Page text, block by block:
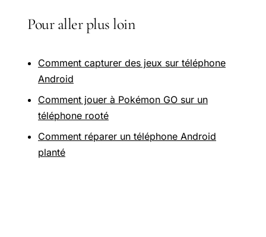
Pour aller plus loin
Comment capturer des jeux sur téléphone
Android
Comment jouer à Pokémon GO sur un
téléphone rooté
Comment réparer un téléphone Android
planté